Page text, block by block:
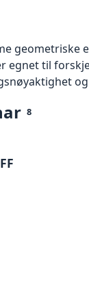
geometriske
egnet til
og
8